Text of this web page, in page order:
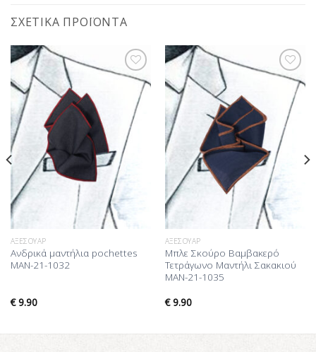
ΣΧΕΤΙΚΆ ΠΡΟΪΌΝΤΑ
Προσθήκη
στη Λίστα
Επιθυμίας
ΑΞΕΣΟΥΆΡ
Ανδρικά μαντήλια pochettes
MAN-21-1032
€9.90
Προσθήκη
στη Λίστα
Επιθυμίας
ΑΞΕΣΟΥΆΡ
Μπλε Σκούρο Βαμβακερό
Τετράγωνο Μαντήλι Σακακιού
MAN-21-1035
€9.90